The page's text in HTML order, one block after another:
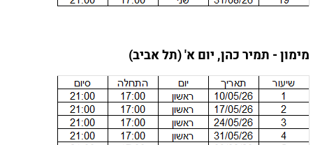
מימון - תמיר כהן, יום א' (תל אביב)